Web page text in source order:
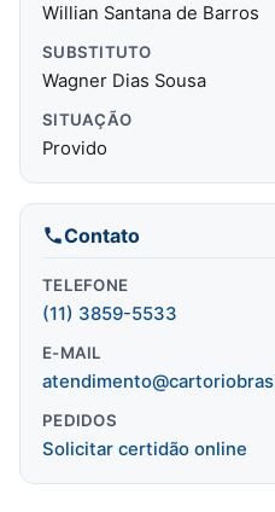
Willian Santana de Barros
SUBSTITUTO
Wagner Dias Sousa
SITUAÇÃO
Provido
Contato
TELEFONE
(11) 3859-5533
E-MAIL
PEDIDOS
Solicitar certidão online